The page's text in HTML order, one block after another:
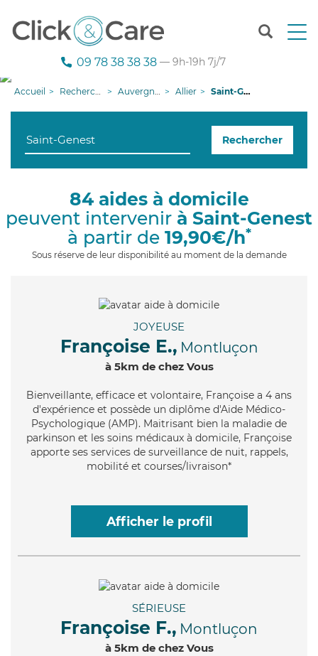
T
n
g
i
09 78 38 38 38 — 9h-19h 7j/7
Accueil Recherche aide à domicile Auvergne-Rhône-Alpes Allier Saint-Genest
Rechercher
84 aides à domicile
peuvent intervenir à Saint-Genest
à partir de 19,90€/h*
Sous réserve de leur disponibilité au moment de la demande
JOYEUSE
Françoise E., Montluçon
à 5km de chez Vous
Bienveillante, efficace et volontaire, Françoise a 4 ans
d'expérience et possède un diplôme d'Aide Médico-
Psychologique (AMP). Maitrisant bien la maladie de
parkinson et les soins médicaux à domicile, Françoise
apporte ses services de surveillance de nuit, rappels,
mobilité et courses/livraison*
Afficher le profil
SÉRIEUSE
Françoise F., Montluçon
à 5km de chez Vous